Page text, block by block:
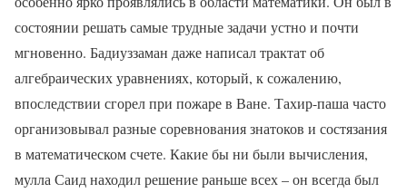
состоянии решать самые трудные задачи устно и почти
мгновенно. Бадиуззаман даже написал трактат об
алгебраических уравнениях, который, к сожалению,
впоследствии сгорел при пожаре в Ване. Тахир-паша часто
организовывал разные соревнования знатоков и состязания
в математическом счете. Какие бы ни были вычисления,
мулла Саид находил решение раньше всех – он всегда был